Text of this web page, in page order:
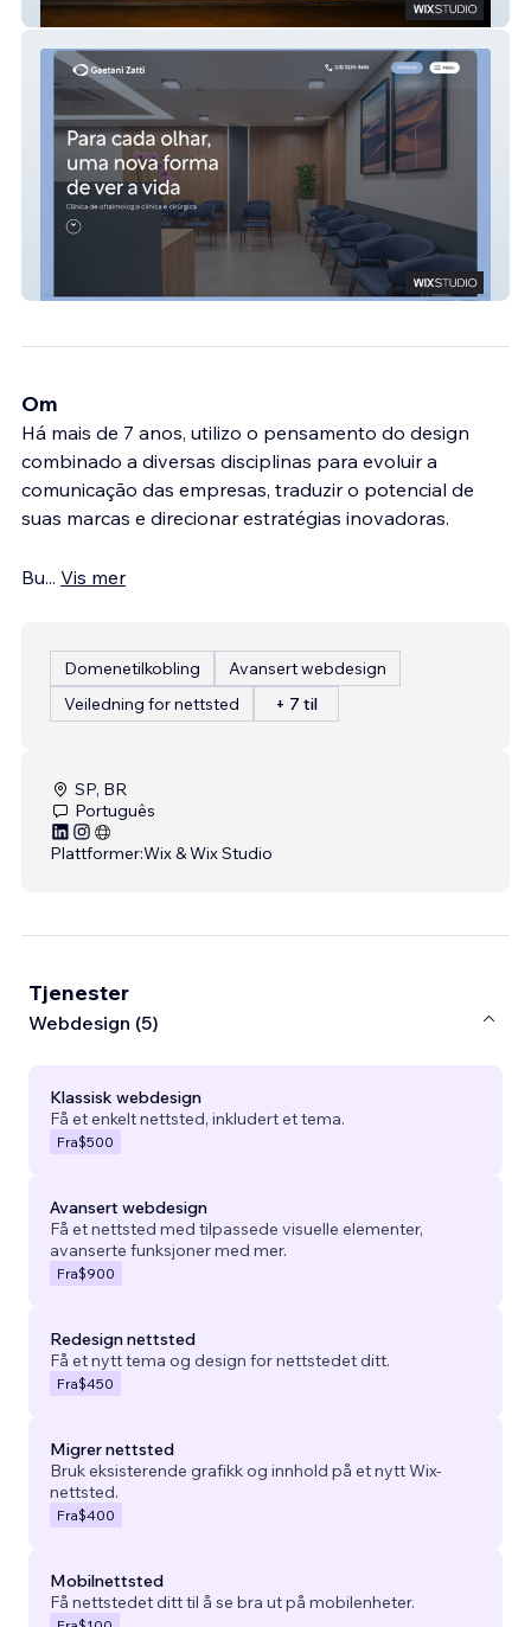
Adriana Garbim
Om
Há mais de 7 anos, utilizo o pensamento do design
combinado a diversas disciplinas para evoluir a
comunicação das empresas, traduzir o potencial de
suas marcas e direcionar estratégias inovadoras.
Bu... Vis mer
Domenetilkobling
Avansert webdesign
Veiledning for nettsted
+ 7 til
SP, BR
Português
Plattformer:Wix & Wix Studio
Tjenester
Webdesign (5)
Klassisk webdesign
Få et enkelt nettsted, inkludert et tema.
Fra$500
Avansert webdesign
Få et nettsted med tilpassede visuelle elementer,
avanserte funksjoner med mer.
Fra$900
Redesign nettsted
Få et nytt tema og design for nettstedet ditt.
Fra$450
Migrer nettsted
Bruk eksisterende grafikk og innhold på et nytt Wix-
nettsted.
Fra$400
Mobilnettsted
Få nettstedet ditt til å se bra ut på mobilenheter.